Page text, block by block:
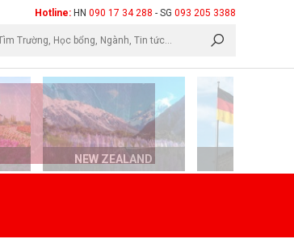
Hotline: HN 090 17 34 288 - SG 093 205 3388
NEW ZEALAND